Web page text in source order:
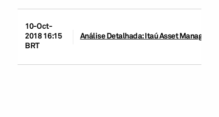
10-Oct-
2018 16:15
BRT
Análise Detalhada: Itaú Asset